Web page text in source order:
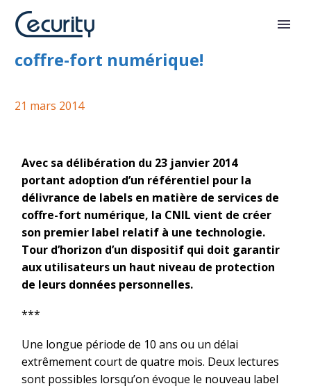
Création du label cnil services de
coffre-fort numérique!
21 mars 2014
Avec sa délibération du 23 janvier 2014
portant adoption d’un référentiel pour la
délivrance de labels en matière de services de
coffre-fort numérique, la CNIL vient de créer
son premier label relatif à une technologie.
Tour d’horizon d’un dispositif qui doit garantir
aux utilisateurs un haut niveau de protection
de leurs données personnelles.
***
Une longue période de 10 ans ou un délai
extrêmement court de quatre mois. Deux lectures
sont possibles lorsqu’on évoque le nouveau label